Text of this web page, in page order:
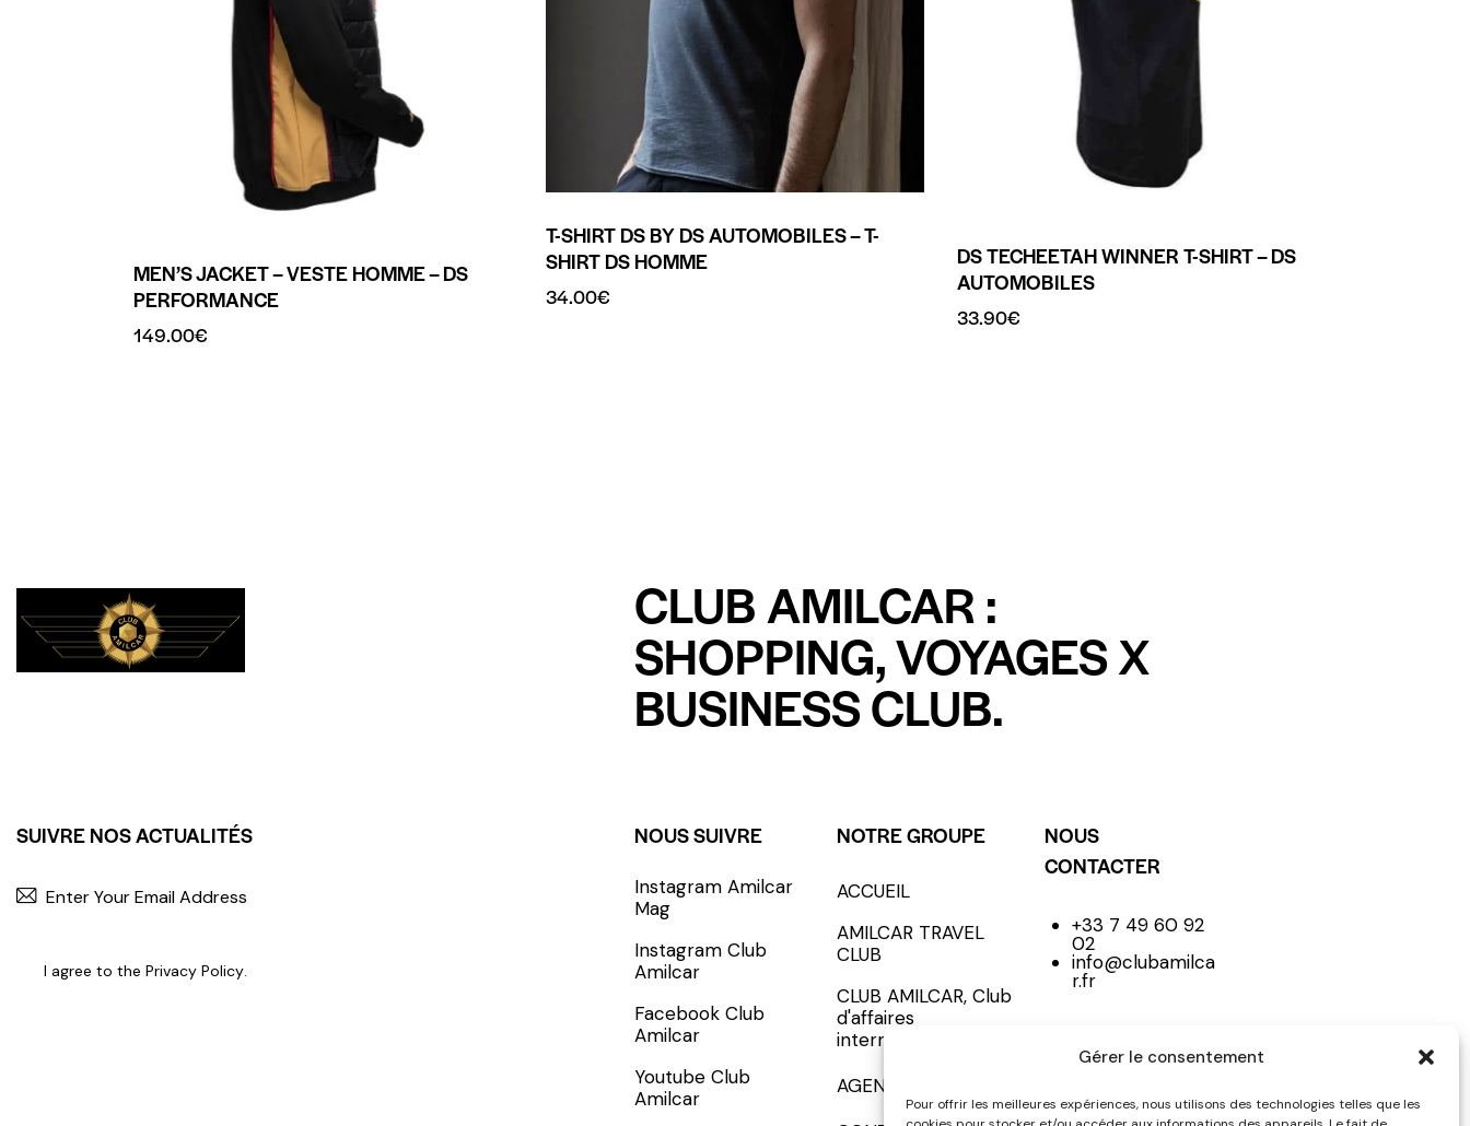
Gérer le consentement
Pour offrir les meilleures expériences, nous utilisons des technologies telles que les
MEN’S JACKET – VESTE HOMME – DS
PERFORMANCE
149.00€
T-SHIRT DS BY DS AUTOMOBILES – T-
SHIRT DS HOMME
34.00€
DS TECHEETAH WINNER T-SHIRT – DS
AUTOMOBILES
33.90€
CLUB AMILCAR :
SHOPPING, VOYAGES X
BUSINESS CLUB.
SUIVRE NOS ACTUALITÉS
S'INCRIRE - SUBSCRIBE
I agree to the Privacy Policy.
NOUS SUIVRE
Instagram Amilcar
Mag
Instagram Club
Amilcar
Facebook Club
Amilcar
Youtube Club
Amilcar
NOTRE GROUPE
ACCUEIL
AMILCAR TRAVEL
CLUB
CLUB AMILCAR, Club
d'affaires
international
AGENCE MEDIANE
NOUS
CONTACTER
+33 7 49 60 92
02
info@clubamilca
r.fr